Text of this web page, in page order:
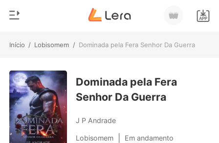
Início / Lobisomem / Dominada pela Fera Senhor Da Guerra
Loja
Histórico
Sair
Gênero
Moderno
Lobisomem
Contos
Dominada pela Fera
Senhor Da Guerra
J P Andrade
Lobisomem Em andamento